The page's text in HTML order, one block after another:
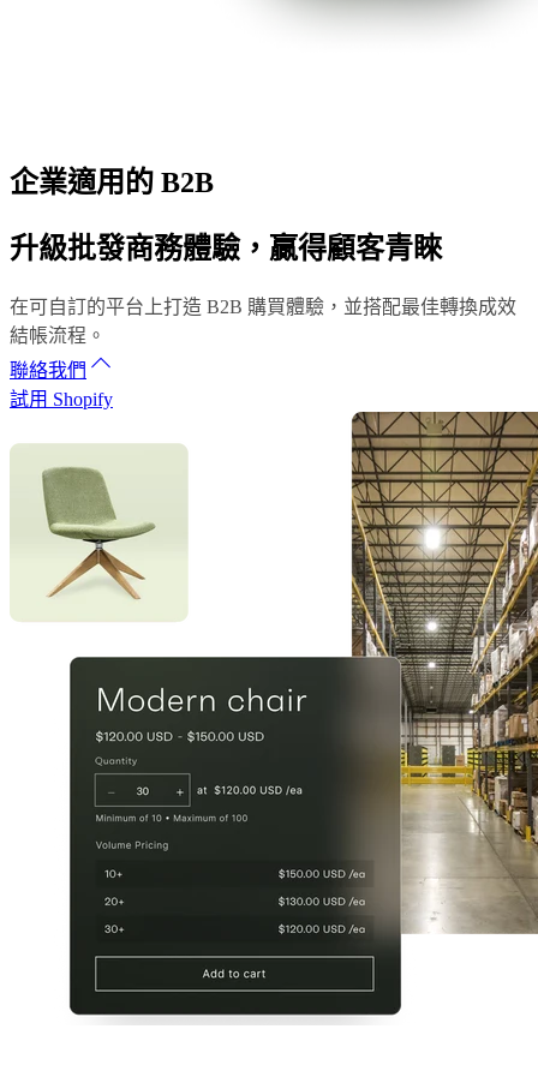
企業適用的 B2B
升級批發商務體驗，贏得顧客青睞
在可自訂的平台上打造 B2B 購買體驗，並搭配最佳轉換成效
結帳流程。
聯絡我們
試用 Shopify